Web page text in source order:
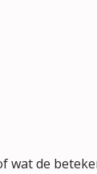
wat de